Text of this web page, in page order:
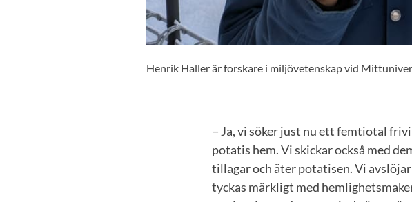
Henrik Haller är forskare i miljövetenskap vid
− Ja, vi söker just nu ett femtiotal
potatis hem. Vi skickar också med
tillagar och äter potatisen. Vi
tyckas märkligt med